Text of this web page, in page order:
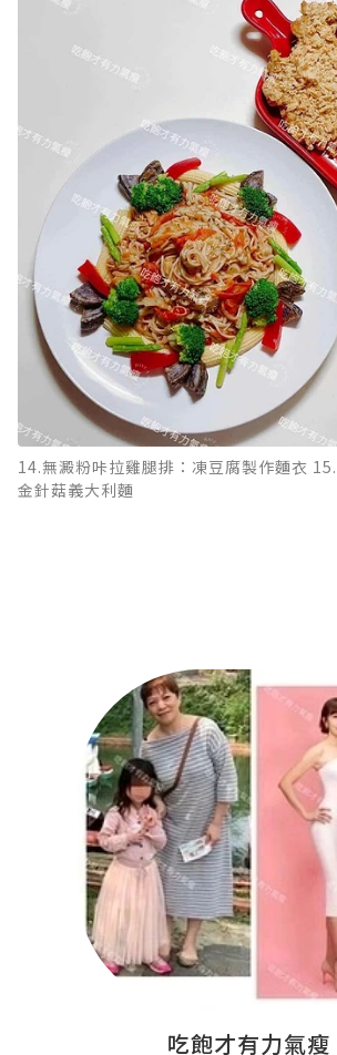
14.無澱粉咔拉雞腿排：凍豆腐製作麵衣
金針菇義大利麵
吃飽才有力氣瘦